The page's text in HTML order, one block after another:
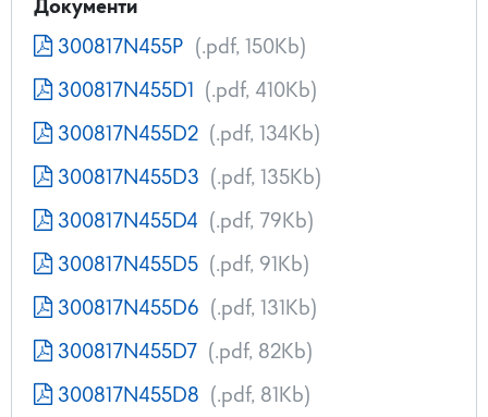
Документи
300817N455P (.pdf, 150Kb)
300817N455D1 (.pdf, 410Kb)
300817N455D2 (.pdf, 134Kb)
300817N455D3 (.pdf, 135Kb)
300817N455D4 (.pdf, 79Kb)
300817N455D5 (.pdf, 91Kb)
300817N455D6 (.pdf, 131Kb)
300817N455D7 (.pdf, 82Kb)
300817N455D8 (.pdf, 81Kb)